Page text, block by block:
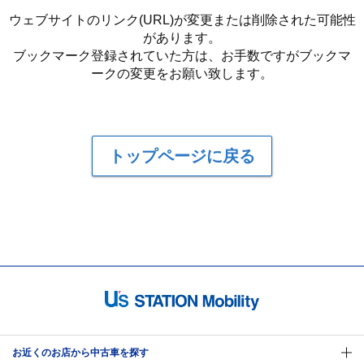
ウェブサイトのリンク(URL)が変更または削除された可能性
があります。
ブックマーク登録されていた方は、お手数ですがブックマ
ークの変更をお願い致します。
トップページに戻る
お近くのお店から中古車を探す